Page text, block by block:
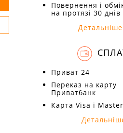
Повернення і
на протязі 30 днів
Приват 24
Переказ на карту
Приватбанк
Карта Visa і